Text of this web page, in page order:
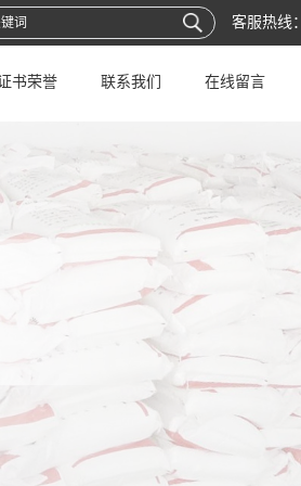
客服热线：
书荣誉 联系我们 在线留言